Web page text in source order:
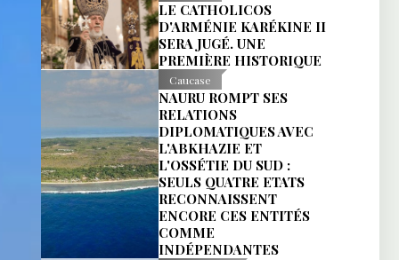
LE CATHOLICOS
D'ARMÉNIE KARÉKINE II
SERA JUGÉ. UNE
PREMIÈRE HISTORIQUE
Caucase
NAURU ROMPT SES
RELATIONS
DIPLOMATIQUES AVEC
L'ABKHAZIE ET
L'OSSÉTIE DU SUD :
SEULS QUATRE ETATS
RECONNAISSENT
ENCORE CES ENTITÉS
COMME
INDÉPENDANTES